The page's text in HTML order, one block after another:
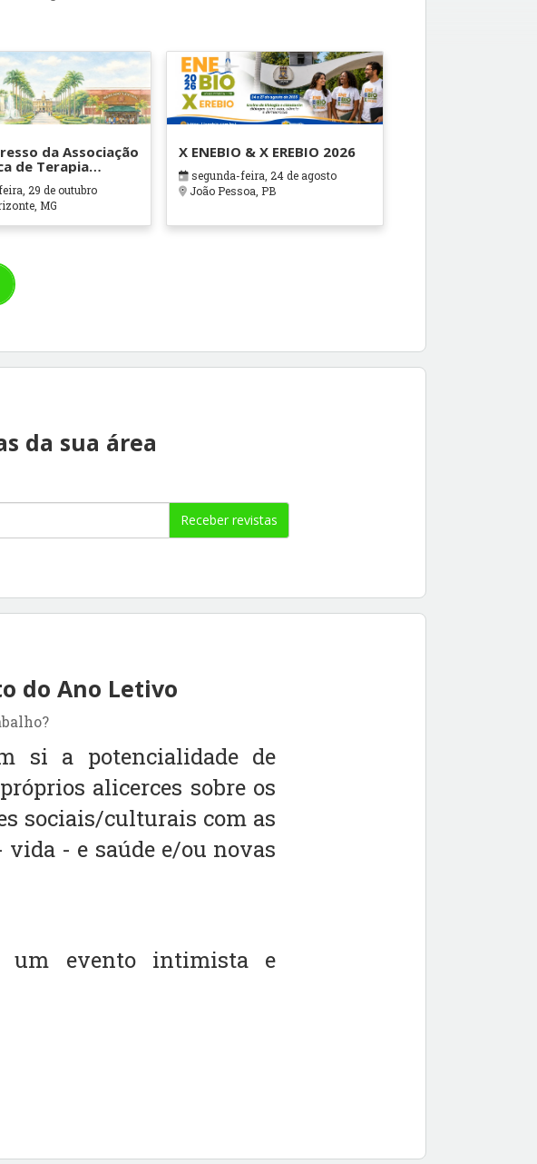
da Associação
de Terapia
em Contextos
e Cuidados
- ATOHOSP
29 de outubro
MG
X ENEBIO & X EREBIO 2026
segunda-feira, 24 de agosto
João Pessoa, PB
da sua área
Receber revistas
do Ano Letivo
si a potencialidade de
alicerces sobre os
sociais/culturais com as
- e saúde e/ou novas
um evento intimista e